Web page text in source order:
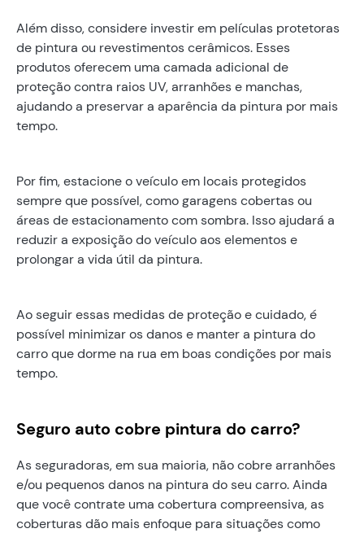
Além disso, considere investir em películas protetoras
de pintura ou revestimentos cerâmicos. Esses
produtos oferecem uma camada adicional de
proteção contra raios UV, arranhões e manchas,
ajudando a preservar a aparência da pintura por mais
tempo.
Por fim, estacione o veículo em locais protegidos
sempre que possível, como garagens cobertas ou
áreas de estacionamento com sombra. Isso ajudará a
reduzir a exposição do veículo aos elementos e
prolongar a vida útil da pintura.
Ao seguir essas medidas de proteção e cuidado, é
possível minimizar os danos e manter a pintura do
carro que dorme na rua em boas condições por mais
tempo.
Seguro auto cobre pintura do carro?
As seguradoras, em sua maioria, não cobre arranhões
e/ou pequenos danos na pintura do seu carro. Ainda
que você contrate uma cobertura compreensiva, as
coberturas dão mais enfoque para situações como